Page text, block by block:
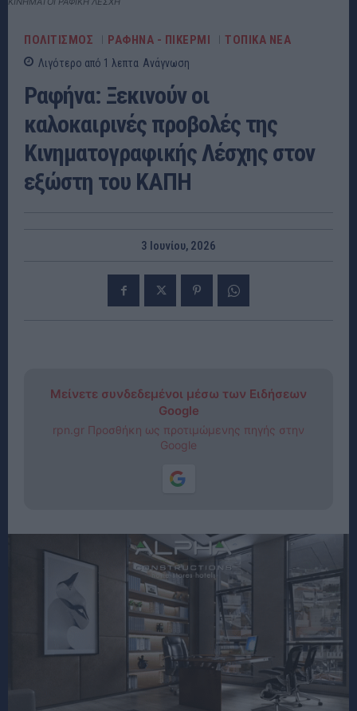
ΠΟΛΙΤΙΣΜΟΣ ΡΑΦΗΝΑ - ΠΙΚΕΡΜΙ ΤΟΠΙΚΑ ΝΕΑ
Λιγότερο από 1 λεπτα Ανάγνωση
Ραφήνα: Ξεκινούν οι
καλοκαιρινές προβολές της
Κινηματογραφικής Λέσχης στον
εξώστη του ΚΑΠΗ
3 Ιουνίου, 2026
Μείνετε συνδεδεμένοι μέσω των Ειδήσεων
Google
rpn.gr Προσθήκη ως προτιμώμενης πηγής στην
Google